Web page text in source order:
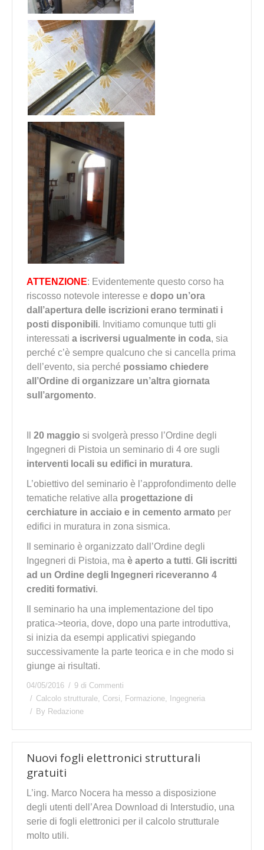
ATTENZIONE: Evidentemente questo corso ha
riscosso notevole interesse e dopo un’ora
dall’apertura delle iscrizioni erano terminati i
posti disponibili. Invitiamo comunque tutti gli
interessati a iscriversi ugualmente in coda, sia
perché c’è sempre qualcuno che si cancella prima
dell’evento, sia perché possiamo chiedere
all’Ordine di organizzare un’altra giornata
sull’argomento.
20 maggio si svolgerà presso l’Ordine degli
Ingegneri di Pistoia un seminario di 4 ore sugli
interventi locali su edifici in muratura.
L’obiettivo del seminario è l’approfondimento delle
tematiche relative alla progettazione di
cerchiature in acciaio e in cemento armato per
edifici in muratura in zona sismica.
Il seminario è organizzato dall’Ordine degli
Ingegneri di Pistoia, ma è aperto a tutti. Gli iscritti
ad un Ordine degli Ingegneri riceveranno 4
crediti formativi.
Il seminario ha una implementazione del tipo
pratica->teoria, dove, dopo una parte introduttiva,
si inizia da esempi applicativi spiegando
successivamente la parte teorica e in che modo si
giunge ai risultati.
04/05/2016
9 di Commenti
Calcolo strutturale, Corsi, Formazione,
Ingegneria
By Redazione
Nuovi fogli elettronici strutturali
gratuiti
L’ing. Marco Nocera ha messo a disposizione
degli utenti dell’Area Download di Interstudio, una
serie di fogli elettronici per il calcolo strutturale
molto utili.